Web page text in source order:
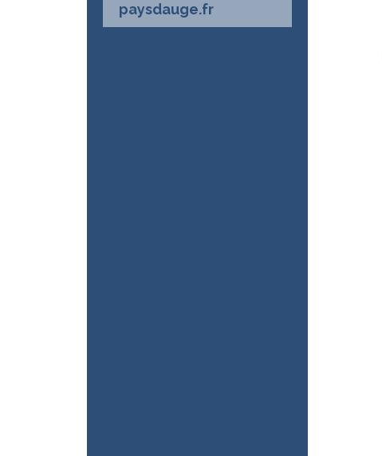
paysdauge.fr